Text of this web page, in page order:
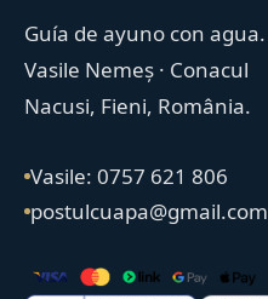
Guía de ayuno con agua.
Vasile Nemeș · Conacul
Nacusi, Fieni, România.
Vasile: 0757 621 806
postulcuapa@gmail.com